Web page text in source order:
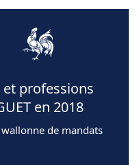
professions
en 2018
de mandats